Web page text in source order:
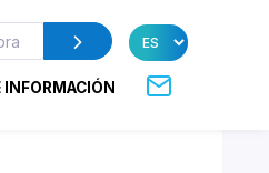
INFORMACIÓN